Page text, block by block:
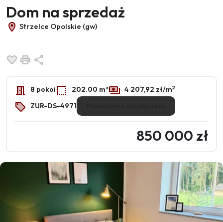
Dom na sprzedaż
Strzelce Opolskie (gw)
Dodaj do ulubionych
Drukuj
8 pokoi 202.00 m² 4 207,92 zł/m2
ZUR-DS-4971
850 000 zł